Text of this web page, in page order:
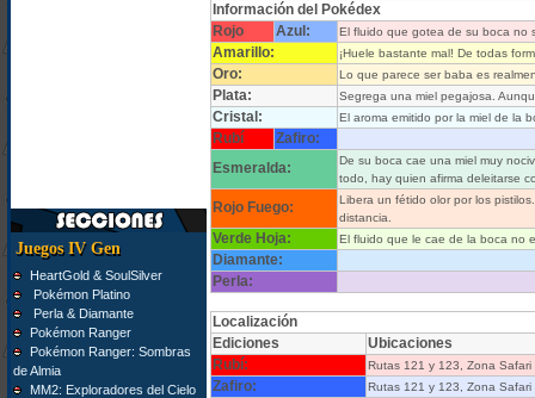
Juegos IV Gen
HeartGold & SoulSilver
Pokémon Platino
Perla & Diamante
Pokémon Ranger
Pokémon Ranger: Sombras
de Almia
MM2: Exploradores del Cielo
Información del Pokédex
Rojo
Azul: El fluido que gotea de su boca no
Amarillo: ¡Huele bastante mal! De todas
Oro: Lo que parece ser baba es
Plata: Segrega una miel pegajosa.
Cristal: El aroma emitido por la miel de la
Rubí
Zafiro:
Esmeralda:
De su boca cae una miel muy
todo, hay quien afirma deleitarse
Rojo Fuego:
Libera un fétido olor por los
distancia.
Verde Hoja: El fluido que le cae de la boca no
Diamante:
Perla:
Localización
Ediciones
Ubicaciones
Rubí:
Rutas 121 y 123, Zona Safari
Zafiro: Rutas 121 y 123, Zona Safari